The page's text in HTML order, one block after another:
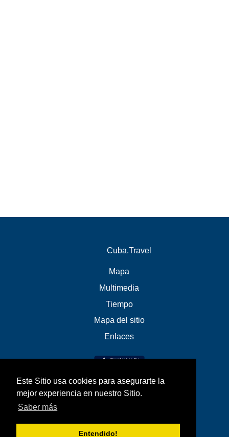
Este Sitio usa cookies para asegurarte la
mejor experiencia en nuestro Sitio.
Saber más
Entendido!
Cuba.Travel
Mapa
Multimedia
Tiempo
Mapa del sitio
Enlaces